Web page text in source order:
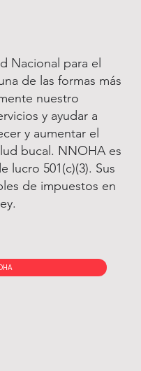
Nacional para el
de las formas más
nuestro
y ayudar a
y aumentar el
bucal. NNOHA es
lucro 501(c)(3). Sus
de impuestos en